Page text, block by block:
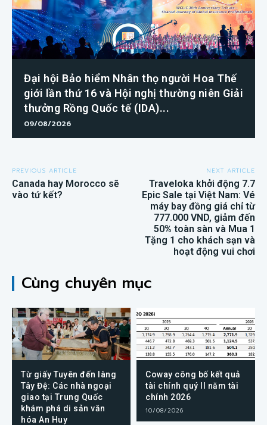
Đại hội Bảo hiểm Nhân thọ người Hoa Thế
giới lần thứ 16 và Hội nghị thường niên Giải
thưởng Rồng Quốc tế (IDA)...
09/08/2026
PREVIOUS ARTICLE
Canada hay Morocco sẽ
vào tứ kết?
NEXT ARTICLE
Traveloka khởi động 7.7
Epic Sale tại Việt Nam: Vé
máy bay đồng giá chỉ từ
777.000 VND, giảm đến
50% toàn sàn và Mua 1
Tặng 1 cho khách sạn và
hoạt động vui chơi
Cùng chuyên mục
Từ giấy Tuyên đến làng
Tây Đệ: Các nhà ngoại
giao tại Trung Quốc
khám phá di sản văn
hóa An Huy
Coway công bố kết quả
tài chính quý II năm tài
chính 2026
10/08/2026